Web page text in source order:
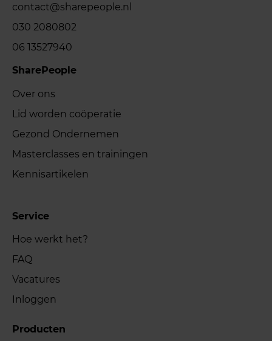
contact@sharepeople.nl
030 2080802
06 13527940
SharePeople
Over ons
Lid worden coöperatie
Gezond Ondernemen
Masterclasses en trainingen
Kennisartikelen
Service
Hoe werkt het?
FAQ
Vacatures
Inloggen
Producten